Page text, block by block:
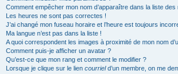
Comment empêcher mon nom d’apparaître dans la liste
Les heures ne sont pas correctes !
J’ai changé mon fuseau horaire et l’heure est toujours
Ma langue n’est pas dans la liste !
A quoi correspondent les images à proximité de mon nom
Comment puis-je afficher un avatar ?
Qu’est-ce que mon rang et comment le modifier ?
Lorsque je clique sur le lien courrield’un membre, on me